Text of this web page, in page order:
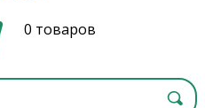
0 товаров